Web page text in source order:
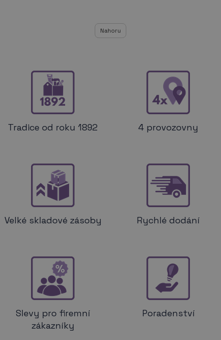
Nahoru
Tradice od roku 1892 4 provozovny
Velké skladové zásoby Rychlé dodání
Slevy pro firemní
zákazníky
Poradenství